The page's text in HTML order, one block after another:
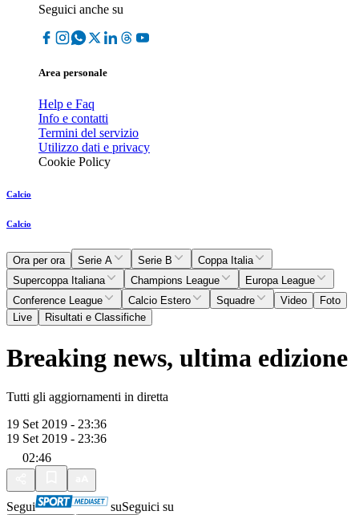
Seguici anche su
Area personale
Help e Faq
Info e contatti
Termini del servizio
Utilizzo dati e privacy
Cookie Policy
Calcio
Calcio
Ora per ora Serie A Serie B
Coppa Italia
Supercoppa Italiana
Champions League
Europa League
Conference League
Calcio Estero Squadre Video
Foto
Live
Risultati e Classifiche
Breaking news, ultima edizione
Tutti gli aggiornamenti in diretta
19 Set 2019 - 23:36
19 Set 2019 - 23:36
02:46
Segui suSeguici su